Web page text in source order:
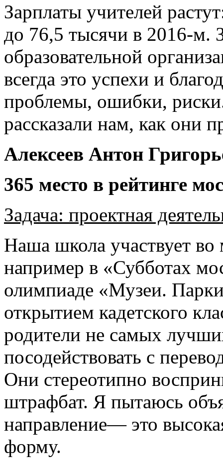
Зарплаты учителей
до 76,5 тысячи в 2016-м.
образовательной
всегда это успехи и
проблемы, ошибки,
рассказали нам, как они
Алексеев Антон
365 место в рейтинге
Задача: проектная
Наша школа участвует во
например в «Субботах
олимпиаде «Музеи.
открытием кадетского
родители не самых
посодействовать с
Они стереотипно
штрафбат. Я пытаюсь
направление— это
форму.